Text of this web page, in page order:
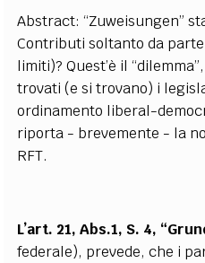
Abstract: “Zuweisungen”
Contributi soltanto da
limiti)? Quest’è il
trovati (e si trovano) i
ordinamento liberal-
riporta - brevemente - la
RFT.
L’art. 21, Abs.1, S. 4,
federale), prevede, che i